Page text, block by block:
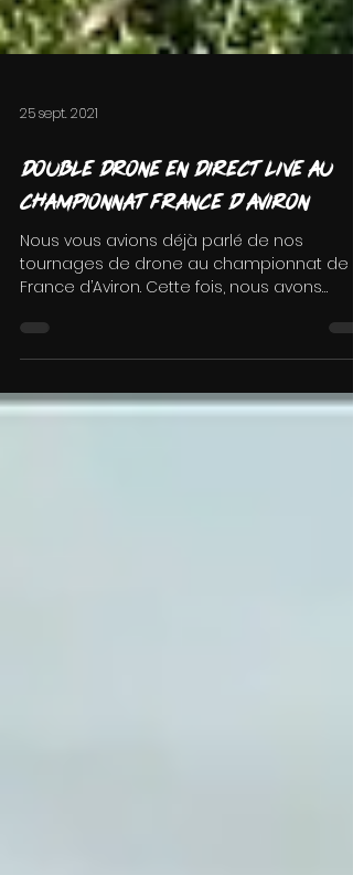
25 sept. 2021
Double drone en direct live au
championnat France d'Aviron
tournages de drone au championnat de
France d’Aviron. Cette fois, nous avons